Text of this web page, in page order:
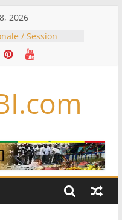
2026
/ Session
commissions
du jour ce lundi
élu président
trois mois
signent un
interdit les
et de cobalt